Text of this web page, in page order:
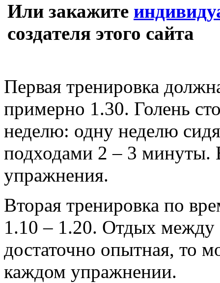
Или закажите
создателя этого сайта
Первая тренировка
примерно 1.30. Голень
неделю: одну неделю
подходами 2 – 3 минуты.
упражнения.
Вторая тренировка по
1.10 – 1.20. Отдых между
достаточно опытная, то
каждом упражнении.